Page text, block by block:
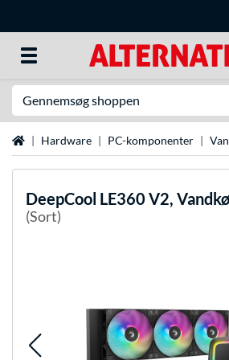
StartsideHardware PC-komponenter
DeepCool LE360 V2,
(Sort)